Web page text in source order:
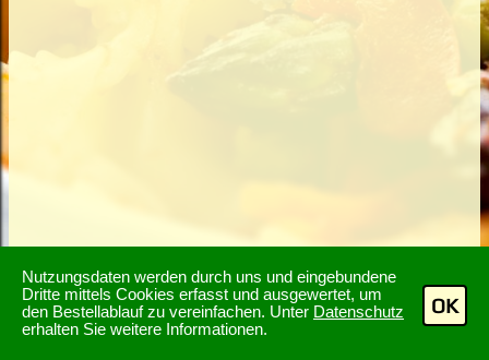
Nutzungsdaten werden durch uns und eingebundene
Dritte mittels Cookies erfasst und ausgewertet, um
den Bestellablauf zu vereinfachen. Unter Datenschutz
erhalten Sie weitere Informationen.
OK